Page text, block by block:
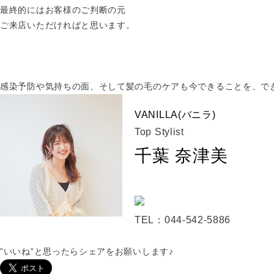
最終的にはお客様のご判断の元
ご来店いただければと思います。
感染予防や気持ちの面、そして髪の毛のケアも今できることを、で
VANILLA(バニラ)
Top Stylist
千葉 奈津美
TEL：044-542-5886
”いいね”と思ったらシェアをお願いします♪